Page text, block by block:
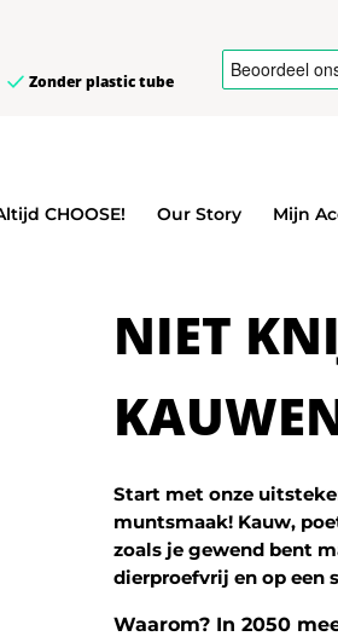
Zonder plastic tube
CHOOSE! Our Story Mijn
NIET
Start met onze
muntsmaak! Kauw,
zoals je gewend bent
dierproefvrij en op een
Waarom? In 2050